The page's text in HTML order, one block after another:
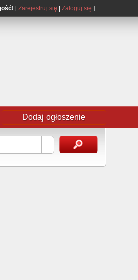
[Zarejestruj się Zaloguj się ]
Dodaj ogłoszenie